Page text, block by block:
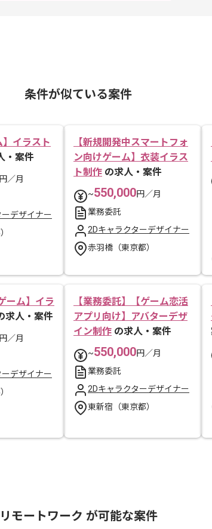
条件が似ている案件
】イラスト
・案件
円／月
デザイナー
【新規開発中スマートフォ
ン向けゲーム】衣装イラス
ト制作 の求人・案件
~550,000円／月
業務委託
2Dキャラクターデザイナー
赤羽橋（東京都）
ーム】イラ
求人・案件
円／月
デザイナー
【業務委託】【ゲーム恋活
アプリ向け】アバターデザ
イン制作 の求人・案件
~550,000円／月
業務委託
2Dキャラクターデザイナー
東新宿（東京都）
リモートワーク が可能な案件